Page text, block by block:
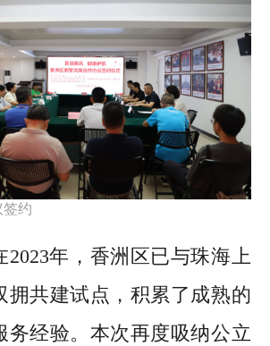
签约
2023年，香洲区已与珠海上
拥共建试点，积累了成熟的
务经验。本次再度吸纳公立